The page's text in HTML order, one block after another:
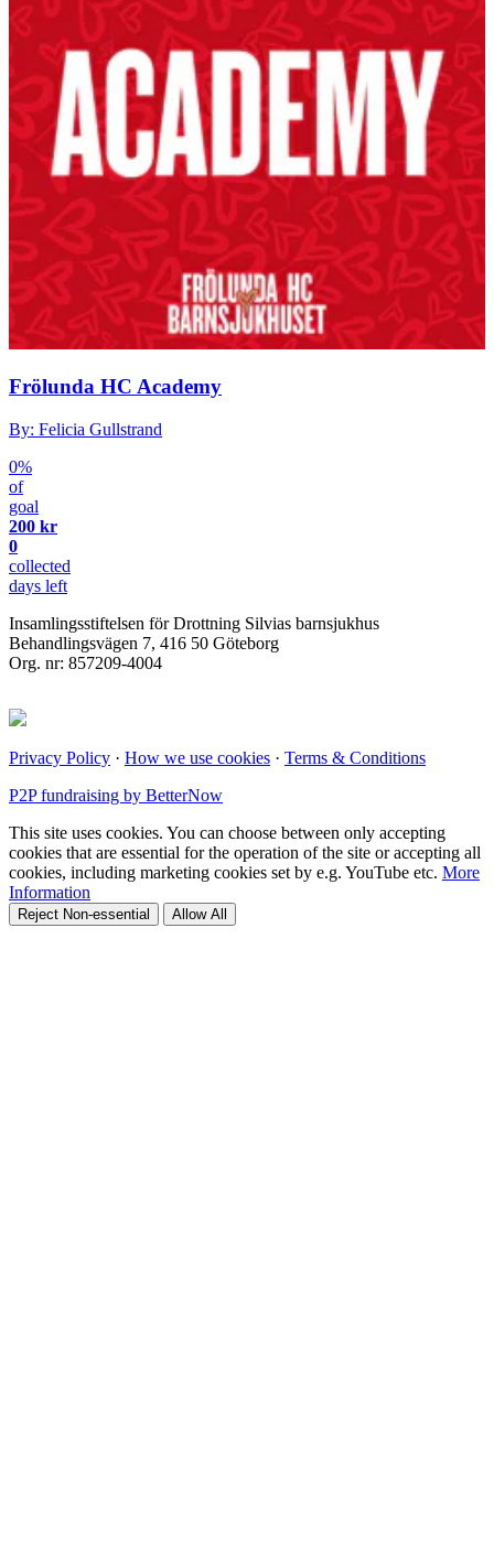
Frölunda HC Academy
By: Felicia Gullstrand
0%
of
goal
200 kr
0
collected
days left
Insamlingsstiftelsen för Drottning Silvias barnsjukhus
Behandlingsvägen 7, 416 50 Göteborg
Org. nr: 857209-4004
Privacy Policy · How we use cookies · Terms & Conditions
P2P fundraising by BetterNow
This site uses cookies. You can choose between only accepting
cookies that are essential for the operation of the site or accepting all
cookies, including marketing cookies set by e.g. YouTube etc. More
Information
Reject Non-essential Allow All